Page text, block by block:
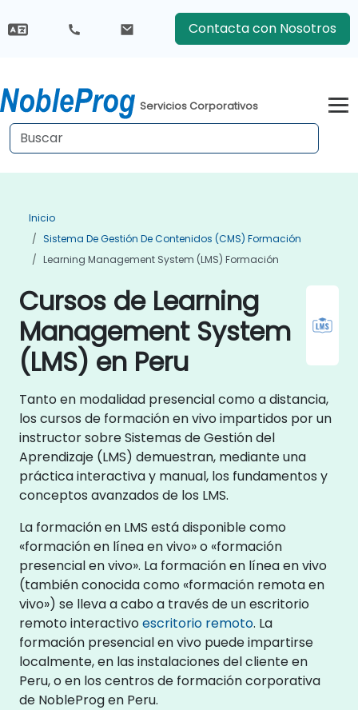
Contacta con Nosotros
Servicios Corporativos
Inicio
Sistema De Gestión De Contenidos (CMS) Formación
Learning Management System (LMS) Formación
Cursos de Learning
Management System
(LMS) en Peru
Tanto en modalidad presencial como a distancia,
los cursos de formación en vivo impartidos por un
instructor sobre Sistemas de Gestión del
Aprendizaje (LMS) demuestran, mediante una
práctica interactiva y manual, los fundamentos y
conceptos avanzados de los LMS.
La formación en LMS está disponible como
«formación en línea en vivo» o «formación
presencial en vivo». La formación en línea en vivo
(también conocida como «formación remota en
vivo») se lleva a cabo a través de un escritorio
remoto interactivoescritorio remoto. La
formación presencial en vivo puede impartirse
localmente, en las instalaciones del cliente en
Peru, o en los centros de formación corporativa
de NobleProg en Peru.